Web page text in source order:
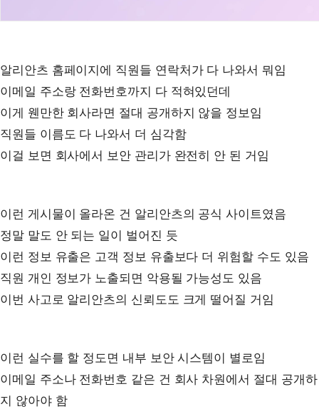
알리안츠 홈페이지에 직원들 연락처가 다 나와서 뭐임
이메일 주소랑 전화번호까지 다 적혀있던데
이게 웬만한 회사라면 절대 공개하지 않을 정보임
직원들 이름도 다 나와서 더 심각함
이걸 보면 회사에서 보안 관리가 완전히 안 된 거임
이런 게시물이 올라온 건 알리안츠의 공식 사이트였음
정말 말도 안 되는 일이 벌어진 듯
이런 정보 유출은 고객 정보 유출보다 더 위험할 수도 있음
직원 개인 정보가 노출되면 악용될 가능성도 있음
이번 사고로 알리안츠의 신뢰도도 크게 떨어질 거임
이런 실수를 할 정도면 내부 보안 시스템이 별로임
이메일 주소나 전화번호 같은 건 회사 차원에서 절대 공개하
지 않아야 함